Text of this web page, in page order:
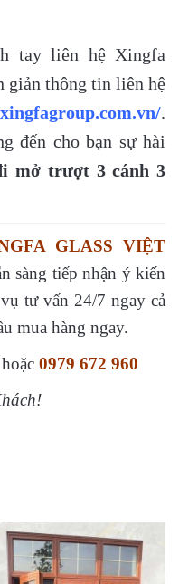
tay liên hệ Xingfa
giản thông tin liên hệ
.
đến cho bạn sự hài
mở trượt 3 cánh 3
GLASS VIỆT
sàng tiếp nhận ý kiến
tư vấn 24/7 ngay cả
mua hàng ngay.
hoặc 0979 672 960